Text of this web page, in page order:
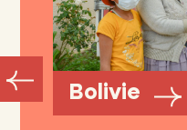
Bolivie